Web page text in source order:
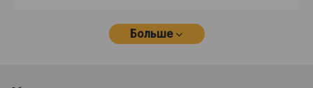
Больше